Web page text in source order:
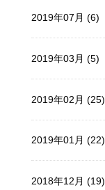
2019年07月 (6)
2019年03月 (5)
2019年02月 (25)
2019年01月 (22)
2018年12月 (19)